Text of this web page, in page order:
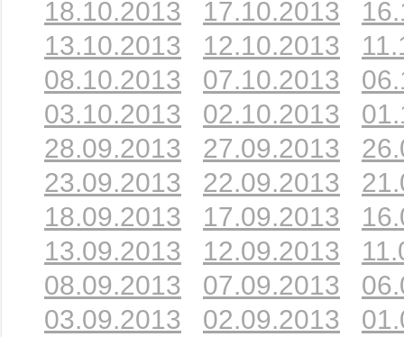
18.10.2013
17.10.2013
13.10.2013
12.10.2013
08.10.2013
07.10.2013
03.10.2013
02.10.2013
28.09.2013
27.09.2013
23.09.2013
22.09.2013
18.09.2013
17.09.2013
13.09.2013
12.09.2013
08.09.2013
07.09.2013
03.09.2013
02.09.2013